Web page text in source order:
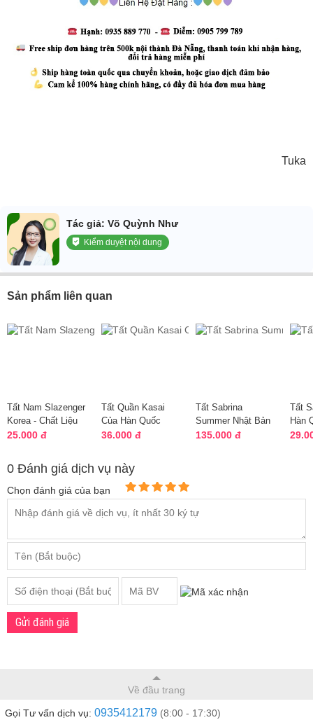
Tuka
Tác giả: Võ Quỳnh Như
Kiểm duyệt nội dung
Sản phẩm liên quan
Tất Nam Slazenger
Korea - Chất Liệu
Mềm Mịn
25.000 đ
Tất Quần Kasai
Của Hàn Quốc
15D-30D-80D
36.000 đ
Tất Sabrina
Summer Nhật Bản
135.000 đ
Tất
Hàn
Cho
0 Đánh giá dịch vụ này
Chọn đánh giá của bạn
Gửi đánh giá
Về đầu trang
Gọi Tư vấn dịch vụ: 0935412179 (8:00 - 17:30)